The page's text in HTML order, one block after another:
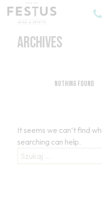
ARCHIVES
Nothing Found
It seems we can’t find
searching can help.
Szukaj: